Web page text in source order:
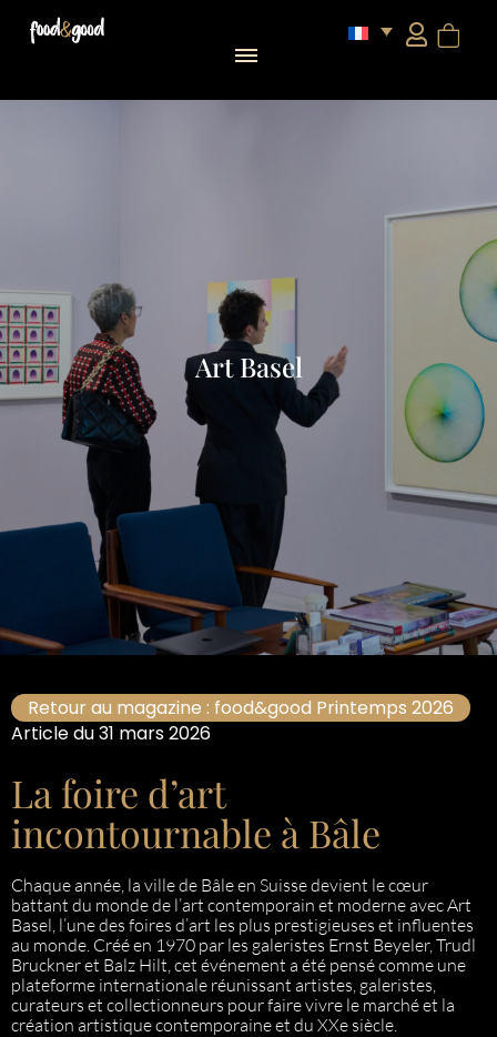
Art Basel
Retour au magazine : food&good Printemps 2026
Article du 31 mars 2026
La foire d’art
incontournable à Bâle
Chaque année, la ville de Bâle en Suisse devient le cœur
battant du monde de l’art contemporain et moderne avec Art
Basel, l’une des foires d’art les plus prestigieuses et influentes
au monde. Créé en 1970 par les galeristes Ernst Beyeler, Trudl
Bruckner et Balz Hilt, cet événement a été pensé comme une
plateforme internationale réunissant artistes, galeristes,
curateurs et collectionneurs pour faire vivre le marché et la
création artistique contemporaine et du XXe siècle.